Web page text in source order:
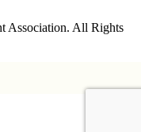
Association. All Rights